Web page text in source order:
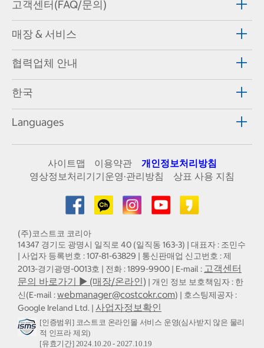
고객센터(FAQ/문의)
매장 & 서비스
협력업체 안내
한국
Languages
사이트맵 이용약관
개인정보처리방침
영상정보처리기기운영·관리방침
상표 사용 지침
(주)코스트코 코리아
14347 경기도 광명시 일직로 40 (일직동 163-3) | 대표자 : 조민수
| 사업자 등록번호 : 107-81-63829 | 통신판매업 신고번호 : 제
2013-경기광명-0013호 | 전화 : 1899-9900 | E-mail : 고객센터
문의 바로가기 ▶ (매장/온라인) | 개인 정보 보호책임자 : 한
신(E-mail :webmanager@costcokr.com) | 호스팅제공자 :
Google Ireland Ltd. | 사업자정보확인
[인증범위] 코스트코 온라인몰 서비스 운영(심사받지 않은 물리
적 인프라 제외)
[유효기간] 2024.10.20 - 2027.10.19